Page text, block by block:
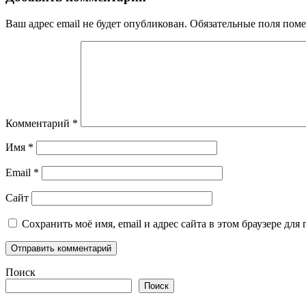
Ваш адрес email не будет опубликован. Обязательные поля
Комментарий *
Имя *
Email *
Сайт
Сохранить моё имя, email и адрес сайта в этом браузере
Поиск
Поиск